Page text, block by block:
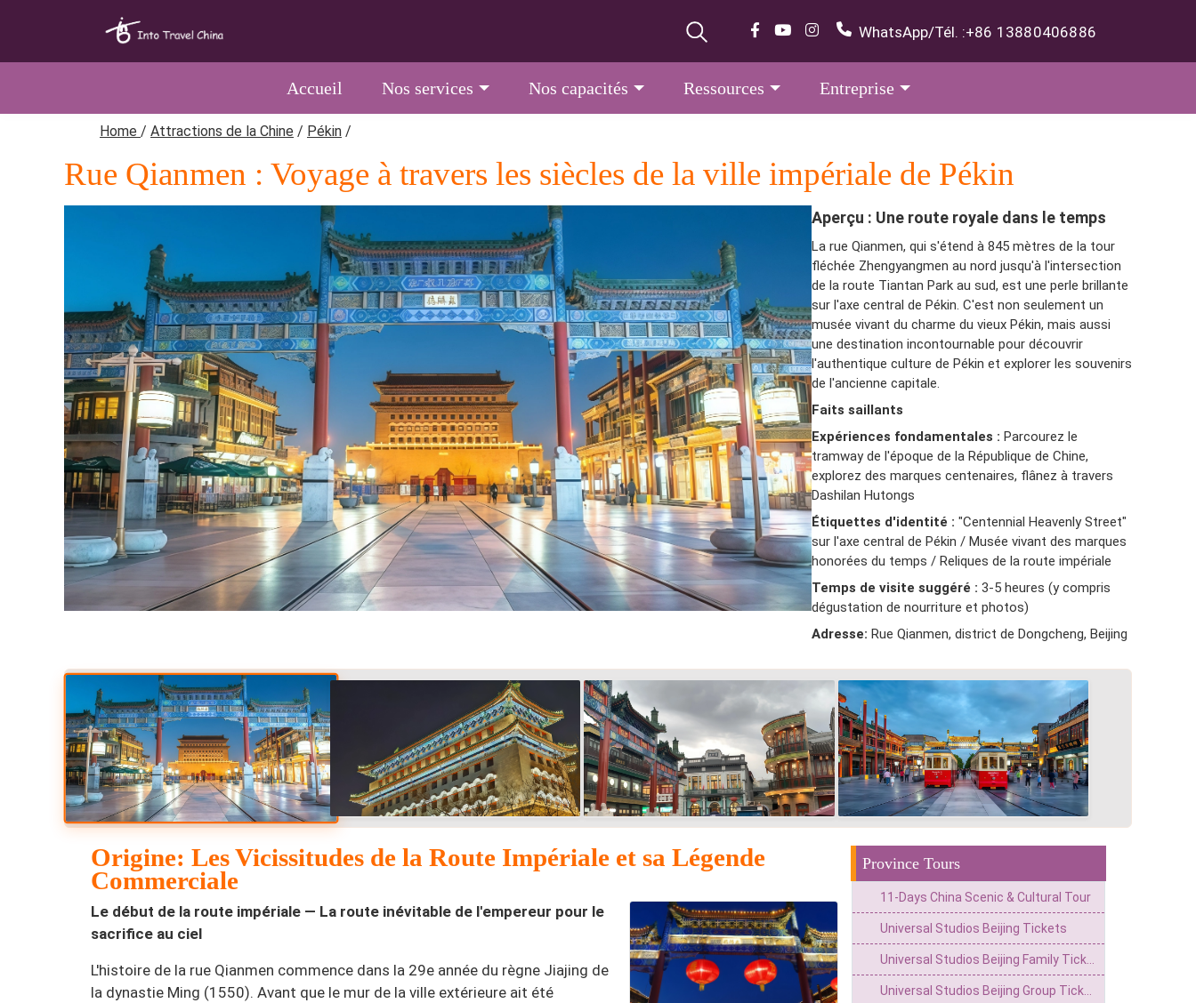
WhatsApp/Tél. :+86 13880406886
Accueil Nos services Nos capacités Ressources Entreprise
Home / Attractions de la Chine / Pékin /
Rue Qianmen : Voyage à travers les siècles de la ville impériale de Pékin
Aperçu : Une route royale dans le temps
La rue Qianmen, qui s'étend à 845 mètres de la tour
fléchée Zhengyangmen au nord jusqu'à l'intersection
de la route Tiantan Park au sud, est une perle brillante
sur l'axe central de Pékin. C'est non seulement un
musée vivant du charme du vieux Pékin, mais aussi
une destination incontournable pour découvrir
l'authentique culture de Pékin et explorer les souvenirs
de l'ancienne capitale.
Faits saillants
Expériences fondamentales : Parcourez le
tramway de l'époque de la République de Chine,
explorez des marques centenaires, flânez à travers
Dashilan Hutongs
Étiquettes d'identité : "Centennial Heavenly Street"
sur l'axe central de Pékin / Musée vivant des marques
honorées du temps / Reliques de la route impériale
Temps de visite suggéré : 3-5 heures (y compris
dégustation de nourriture et photos)
Adresse: Rue Qianmen, district de Dongcheng, Beijing
Province Tours
11-Days China Scenic & Cultural Tour
Universal Studios Beijing Tickets
Origine: Les Vicissitudes de la Route Impériale et sa Légende
Commerciale
Le début de la route impériale — La route inévitable de l'empereur pour le
sacrifice au ciel
L'histoire de la rue Qianmen commence dans la 29e année du règne Jiajing de
la dynastie Ming (1550). Avant que le mur de la ville extérieure ait été